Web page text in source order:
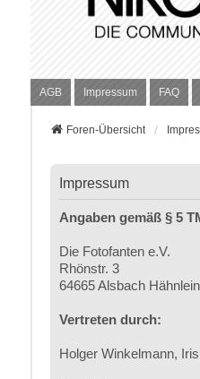
AGB Impressum FAQ
Foren-Übersicht
Impressum
Angaben gemäß § 5
Die Fotofanten e.V.
Rhönstr. 3
64665 Alsbach Hähnlein
Vertreten durch:
Holger Winkelmann,